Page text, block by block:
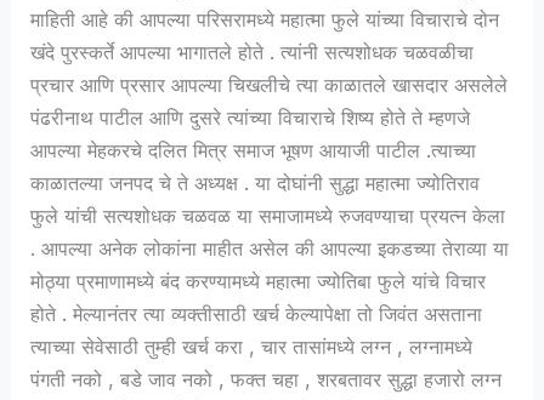
माहिती आहे की आपल्या परिसरामध्ये महात्मा फुले यांच्या विचाराचे दोन
खंदे पुरस्कर्ते आपल्या भागातले होते . त्यांनी सत्यशोधक चळवळीचा
प्रचार आणि प्रसार आपल्या चिखलीचे त्या काळातले खासदार असलेले
पंढरीनाथ पाटील आणि दुसरे त्यांच्या विचाराचे शिष्य होते ते म्हणजे
आपल्या मेहकरचे दलित मित्र समाज भूषण आयाजी पाटील .त्याच्या
काळातल्या जनपद चे ते अध्यक्ष . या दोघांनी सुद्धा महात्मा ज्योतिराव
फुले यांची सत्यशोधक चळवळ या समाजामध्ये रुजवण्याचा प्रयत्न केला
. आपल्या अनेक लोकांना माहीत असेल की आपल्या इकडच्या तेराव्या या
मोठ्या प्रमाणामध्ये बंद करण्यामध्ये महात्मा ज्योतिबा फुले यांचे विचार
होते . मेल्यानंतर त्या व्यक्तीसाठी खर्च केल्यापेक्षा तो जिवंत असताना
त्याच्या सेवेसाठी तुम्ही खर्च करा , चार तासांमध्ये लग्न , लग्नामध्ये
पंगती नको , बडे जाव नको , फक्त चहा , शरबतावर सुद्धा हजारो लग्न